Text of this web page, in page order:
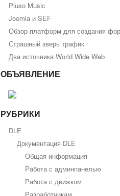
Pluso Musiс
Joomla и SEF
Обзор платформ для создания
Страшный зверь трафик
Два источника World Wide Web
ОБЪЯВЛЕНИЕ
РУБРИКИ
DLE
Документация DLE
Общая информация
Работа с админпанелью
Работа с движком